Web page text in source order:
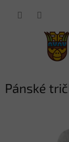
Pánské